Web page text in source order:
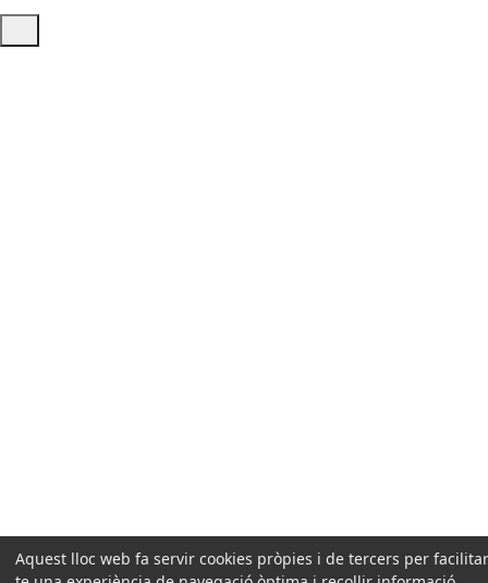
Aquest lloc web fa servir cookies pròpies i de tercers per